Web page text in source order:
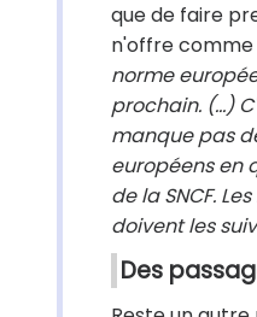
que de faire
n'offre comme
norme
prochain. (…)
manque pas
européens en
de la SNCF.
doivent les
Des